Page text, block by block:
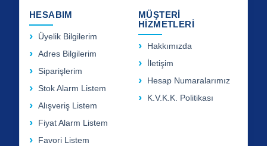
HESABIM
Üyelik Bilgilerim
Adres Bilgilerim
Siparişlerim
Stok Alarm Listem
Alışveriş Listem
Fiyat Alarm Listem
Favori Listem
MÜŞTERİ
HİZMETLERİ
Hakkımızda
İletişim
Hesap Numaralarımız
K.V.K.K. Politikası